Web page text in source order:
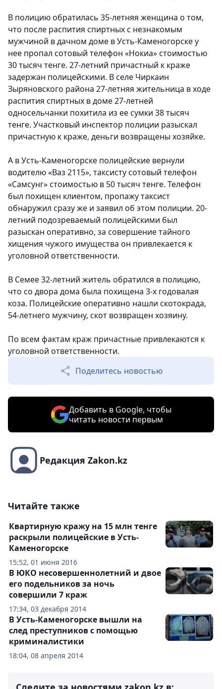
В полицию обратилась 35-летняя женщина о том,
что после распития спиртных с незнакомым
мужчиной в дачном доме в Усть-Каменогорске у
нее пропал сотовый телефон «Нокиа» стоимостью
30 тысяч тенге. 27-летний причастный к краже
задержан полицейскими. В селе Чиркаин
Зыряновского района 27-летняя жительница в ходе
распития спиртных в доме 27-летней
односельчанки похитила из ее сумки 38 тысяч
тенге. Участковый инспектор полиции разыскал
причастную к краже, деньги возвращены хозяйке.
А в Усть-Каменогорске полицейские вернули
водителю «Ваз 2115», таксисту сотовый телефон
«Самсунг» стоимостью в 50 тысяч тенге. Телефон
был похищен клиентом, пропажу таксист
обнаружил сразу же и заявил об этом полиции. 20-
летний подозреваемый полицейскими был
разыскан оперативно, за совершение тайного
хищения чужого имущества он привлекается к
уголовной ответственности.
В Семее 32-летний житель обратился в полицию,
что со двора дома была похищена 3-х годовалая
коза. Полицейские оперативно нашли скотокрада,
54-летнего мужчину, скот возвращен хозяину.
По всем фактам краж причастные привлекаются к
уголовной ответственности.
Поделитесь новостью
Добавить в Google, чтобы
читать новости первым
Редакция Zakon.kz
Читайте также
15:52, 01 июня 2016
Квартирную кражу на 15 млн тенге
раскрыли полицейские в Усть-
Каменогорске
17:34, 03 декабря 2014
В ЮКО несовершеннолетний и двое
его подельников за ночь
совершили 7 краж
18:04, 08 апреля 2014
В Усть-Каменогорске вышли на
след преступников с помощью
криминалистики